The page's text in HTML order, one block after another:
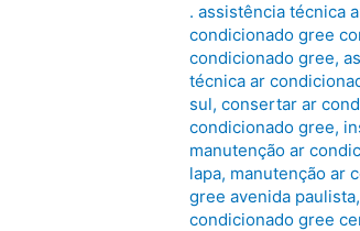
. assistência técnica
condicionado gree
condicionado gree,
técnica ar
sul,consertar ar
condicionado gree,
manutenção ar
lapa, manutenção ar
gree avenida paulista,
condicionado gree